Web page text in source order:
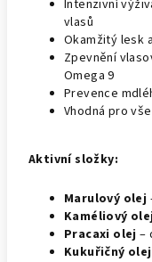
Intenzivní
vlasů
Okamžitý lesk
Zpevnění
Omega 9
Prevence
Vhodná pro
Aktivní složky:
Marulový olej
Kaméliový olej
Pracaxi olej –
Kukuřičný olej